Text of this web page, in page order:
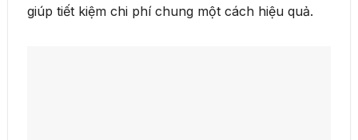
giúp tiết kiệm chi phí chung một cách hiệu quả.